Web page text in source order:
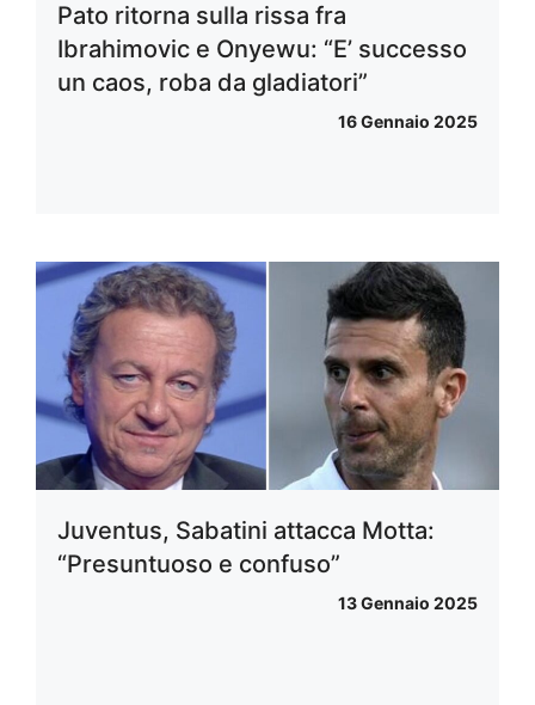
Pato ritorna sulla rissa fra
Ibrahimovic e Onyewu: “E’ successo
un caos, roba da gladiatori”
16 Gennaio 2025
Juventus, Sabatini attacca Motta:
“Presuntuoso e confuso”
13 Gennaio 2025